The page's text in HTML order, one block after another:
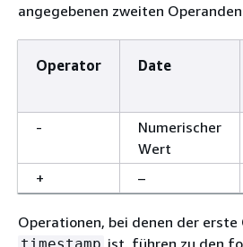
angegebenen zweiten
Operator Date
-
Numerischer
Wert
+ –
Operationen, bei denen der erste
timestamp ist, führen zu den